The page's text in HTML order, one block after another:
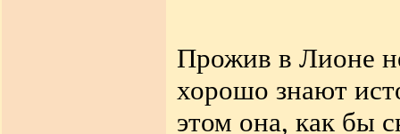
Прожив в Лионе
хорошо знают
этом она, как бы